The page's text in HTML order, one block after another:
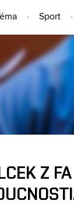
Téma Sport
Z